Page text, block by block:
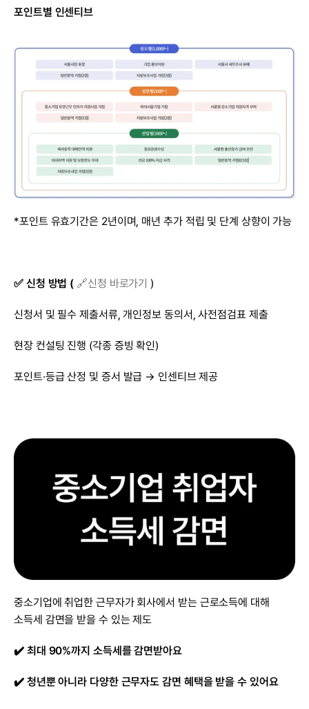
포인트별 인센티브
*포인트 유효기간은 2년이며, 매년 추가 적립 및 단계 상향이 가능
✅ 신청 방법 ( 🔗신청 바로가기 )
신청서 및 필수 제출서류, 개인정보 동의서, 사전점검표 제출
현장 컨설팅 진행 (각종 증빙 확인)
포인트·등급 산정 및 증서 발급 → 인센티브 제공
중소기업에 취업한 근무자가 회사에서 받는 근로소득에 대해
소득세 감면을 받을 수 있는 제도
✔️ 최대 90%까지 소득세를 감면받아요
✔️ 청년뿐 아니라 다양한 근무자도 감면 혜택을 받을 수 있어요